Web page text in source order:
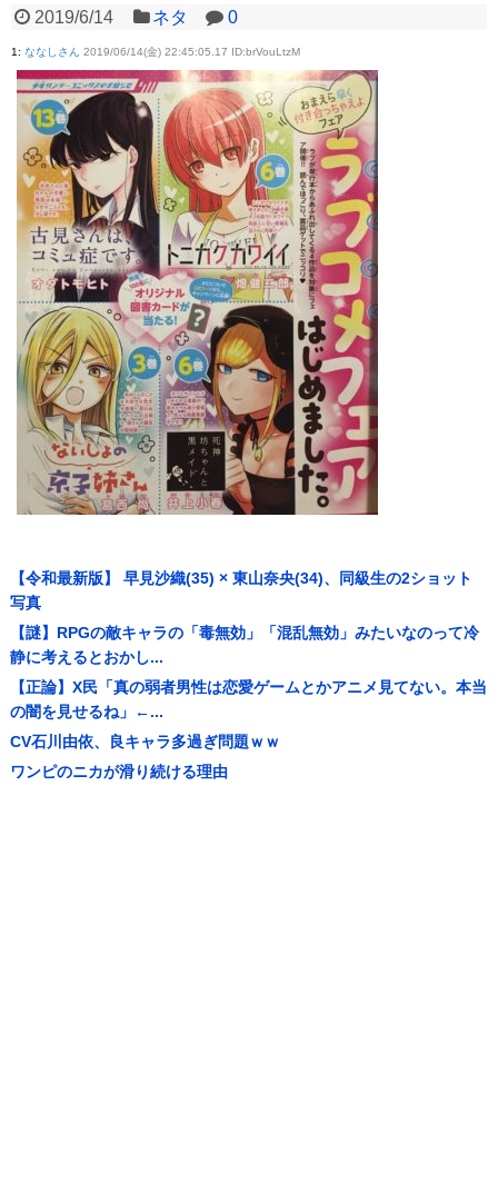
2019/6/14 ネタ 0
1: ななしさん 2019/06/14(金) 22:45:05.17 ID:brVouLtzM
【令和最新版】 早見沙織(35) × 東山奈央(34)、同級生の2ショット
写真
【謎】RPGの敵キャラの「毒無効」「混乱無効」みたいなのって冷
静に考えるとおかし...
【正論】X民「真の弱者男性は恋愛ゲームとかアニメ見てない。本当
の闇を見せるね」←...
CV石川由依、良キャラ多過ぎ問題ｗｗ
ワンピのニカが滑り続ける理由